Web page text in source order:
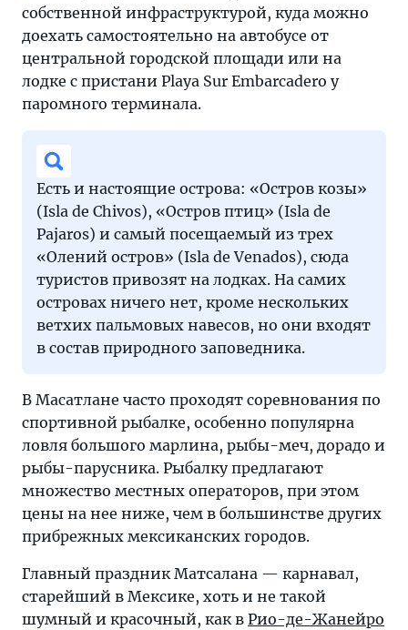
собственной инфраструктурой, куда можно
доехать самостоятельно на автобусе от
центральной городской площади или на
лодке с пристани Playa Sur Embarcadero у
паромного терминала.
Есть и настоящие острова: «Остров козы»
(Isla de Chivos), «Остров птиц» (Isla de
Pаjaros) и самый посещаемый из трех
«Олений остров» (Isla de Venados), сюда
туристов привозят на лодках. На самих
островах ничего нет, кроме нескольких
ветхих пальмовых навесов, но они входят
в состав природного заповедника.
В Масатлане часто проходят соревнования по
спортивной рыбалке, особенно популярна
ловля большого марлина, рыбы-меч, дорадо и
рыбы-парусника. Рыбалку предлагают
множество местных операторов, при этом
цены на нее ниже, чем в большинстве других
прибрежных мексиканских городов.
Главный праздник Матсалана — карнавал,
старейший в Мексике, хоть и не такой
шумный и красочный, как в Рио-де-Жанейро